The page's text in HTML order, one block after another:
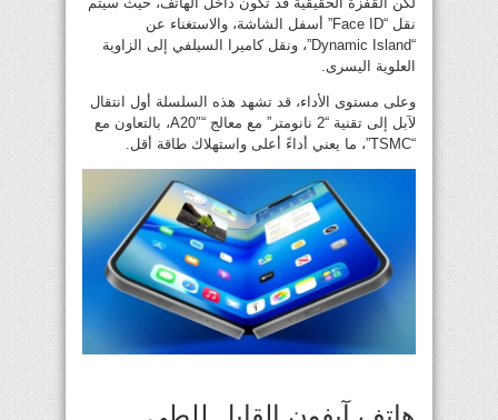
نقل “Face ID” أسفل الشاشة، والاستغناء عن
“Dynamic Island”، ونقل كاميرا السيلفي إلى الزاوية
العلوية اليسرى.
وعلى مستوى الأداء، قد تشهد هذه السلسلة أول انتقال
لآبل إلى تقنية “2 نانومتر” مع معالج “A20″، بالتعاون مع
“TSMC”، ما يعني أداءً أعلى واستهلاك طاقة أقل.